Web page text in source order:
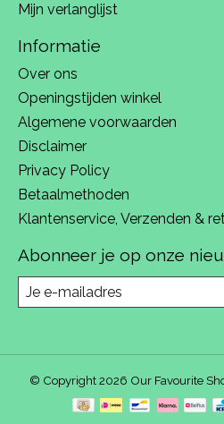
Mijn verlanglijst
Informatie
Over ons
Openingstijden winkel
Algemene voorwaarden
Disclaimer
Privacy Policy
Betaalmethoden
Klantenservice, Verzenden &
Abonneer je op onze
© Copyright 2026 Our Favourite